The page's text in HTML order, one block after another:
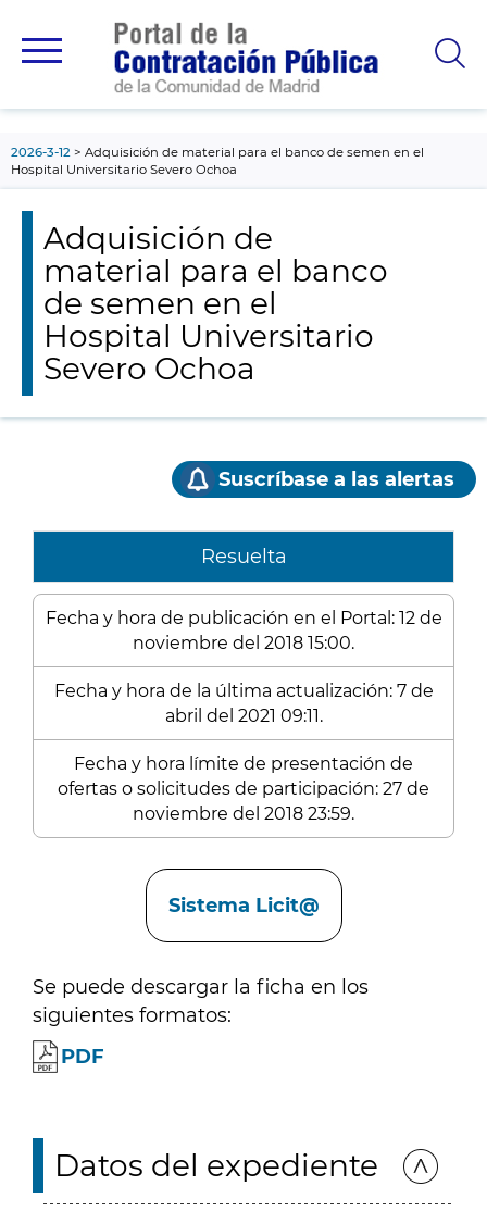
principal
2026-3-12
Adquisición de material para el banco de semen en el
Hospital Universitario Severo Ochoa
Adquisición de
material para el banco
de semen en el
Hospital Universitario
Severo Ochoa
Suscríbase a las alertas
Resuelta
Fecha y hora de publicación en el Portal: 12 de
noviembre del 2018 15:00.
Fecha y hora de la última actualización: 7 de
abril del 2021 09:11.
Fecha y hora límite de presentación de
ofertas o solicitudes de participación: 27 de
noviembre del 2018 23:59.
Sistema Licit@
Se puede descargar la ficha en los
siguientes formatos:
PDF
Datos del expediente